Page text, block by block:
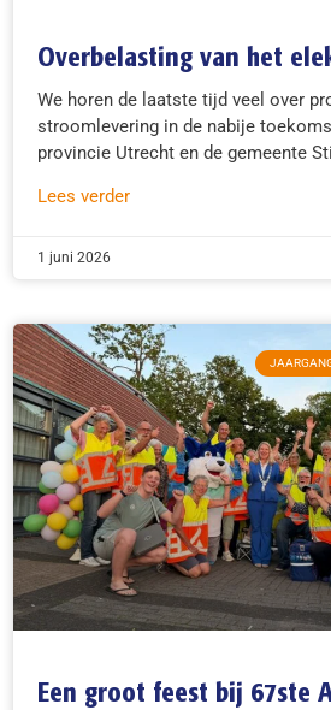
Overbelasting van het
We horen de laatste tijd veel over
stroomlevering in de nabije
provincie Utrecht en de gemeente
Lees verder
1 juni 2026
Een groot feest bij 67ste